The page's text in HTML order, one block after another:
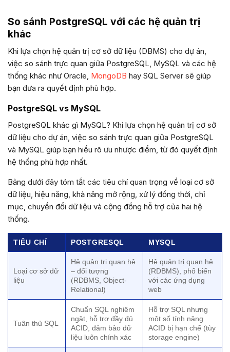
So sánh PostgreSQL với các hệ quản trị
khác
Khi lựa chọn hệ quản trị cơ sở dữ liệu (DBMS) cho dự án,
việc so sánh trực quan giữa PostgreSQL, MySQL và các hệ
thống khác như Oracle, MongoDB hay SQL Server sẽ giúp
bạn đưa ra quyết định phù hợp.
PostgreSQL vs MySQL
PostgreSQL khác gì MySQL? Khi lựa chọn hệ quản trị cơ sở
dữ liệu cho dự án, việc so sánh trực quan giữa PostgreSQL
và MySQL giúp bạn hiểu rõ ưu nhược điểm, từ đó quyết định
hệ thống phù hợp nhất.
Bảng dưới đây tóm tắt các tiêu chí quan trọng về loại cơ sở
dữ liệu, hiệu năng, khả năng mở rộng, xử lý đồng thời, chỉ
mục, chuyển đổi dữ liệu và cộng đồng hỗ trợ của hai hệ
thống.
TIÊU CHÍ POSTGRESQL MYSQL
Loại cơ sở dữ
liệu
Hệ quản trị quan hệ
– đối tượng
(RDBMS, Object-
Relational)
Hệ quản trị quan hệ
(RDBMS), phổ biến
với các ứng dụng
web
Tuân thủ SQL
Chuẩn SQL nghiêm
ngặt, hỗ trợ đầy đủ
ACID, đảm bảo dữ
liệu luôn chính xác
Hỗ trợ SQL nhưng
một số tính năng
ACID bị hạn chế (tùy
storage engine)